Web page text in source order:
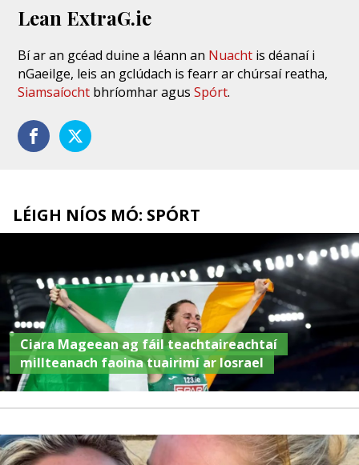
Lean ExtraG.ie
Bí ar an gcéad duine a léann an Nuacht is déanaí i
nGaeilge, leis an gclúdach is fearr ar chúrsaí reatha,
Siamsaíocht bhríomhar agusSpórt.
LÉIGH NÍOS MÓ: SPÓRT
Ciara Mageean ag fáil teachtaireachtaí
millteanach faoina tuairimí ar Iosrael